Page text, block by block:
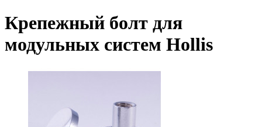
Крепежный болт для
модульных систем Hollis